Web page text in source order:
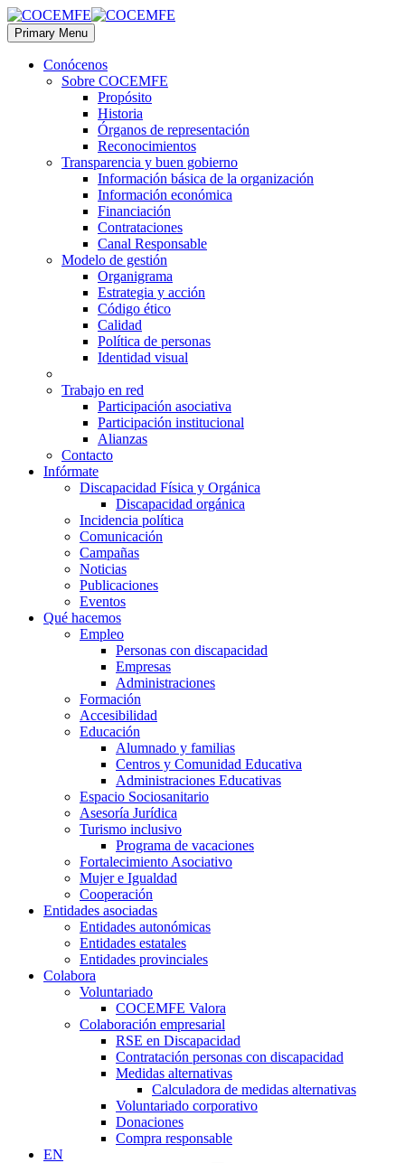
Primary Menu
Conócenos
Sobre COCEMFE
Propósito
Historia
Órganos de representación
Reconocimientos
Transparencia y buen gobierno
Información básica de la organización
Información económica
Financiación
Contrataciones
Canal Responsable
Modelo de gestión
Organigrama
Estrategia y acción
Código ético
Calidad
Política de personas
Identidad visual
Trabajo en red
Participación asociativa
Participación institucional
Alianzas
Contacto
Infórmate
Discapacidad Física y Orgánica
Discapacidad orgánica
Incidencia política
Comunicación
Campañas
Noticias
Publicaciones
Eventos
Qué hacemos
Empleo
Personas con discapacidad
Empresas
Administraciones
Formación
Accesibilidad
Educación
Alumnado y familias
Centros y Comunidad Educativa
Administraciones Educativas
Espacio Sociosanitario
Asesoría Jurídica
Turismo inclusivo
Programa de vacaciones
Fortalecimiento Asociativo
Mujer e Igualdad
Cooperación
Entidades asociadas
Entidades autonómicas
Entidades estatales
Entidades provinciales
Colabora
Voluntariado
COCEMFE Valora
Colaboración empresarial
RSE en Discapacidad
Contratación personas con discapacidad
Medidas alternativas
Calculadora de medidas alternativas
Voluntariado corporativo
Donaciones
Compra responsable
EN